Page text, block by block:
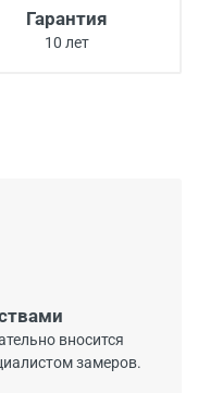
Гарантия
10 лет
вносится
замеров.